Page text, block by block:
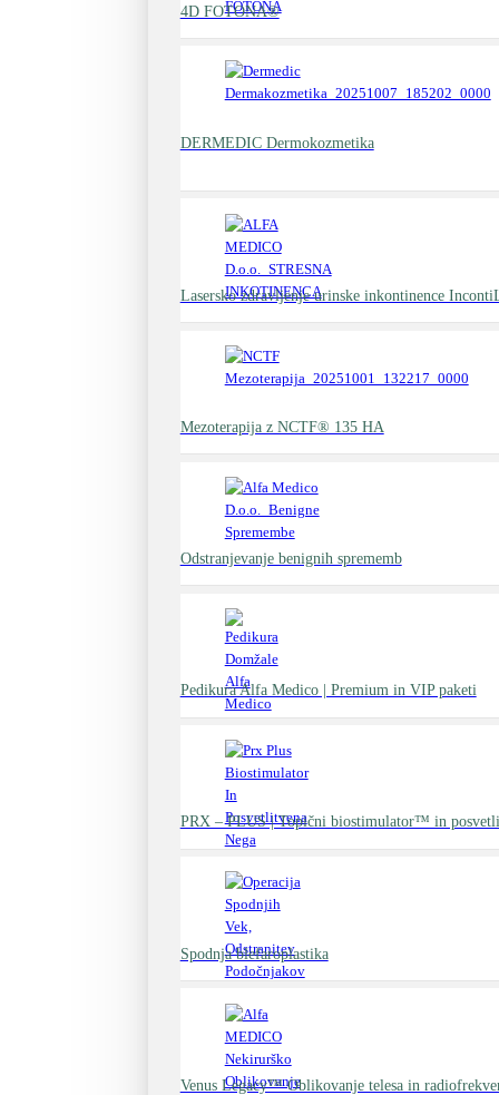
4D FOTONA®
DERMEDIC Dermokozmetika
Lasersko zdravljenje urinske inkontinence
Mezoterapija z NCTF® 135 HA
Odstranjevanje benignih sprememb
Pedikura Alfa Medico | Premium in VIP paketi
PRX – PLUS | Topični biostimulator™ in
Spodnja blefaroplastika
Venus Legacy™ Oblikovanje telesa in